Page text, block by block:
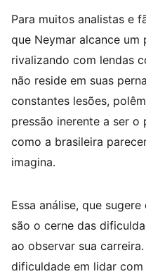
Para muitos analistas e
que Neymar alcance um
rivalizando com lendas
não reside em suas
constantes lesões,
pressão inerente a ser
como a brasileira
imagina.
Essa análise, que
são o cerne das
ao observar sua
dificuldade em lidar